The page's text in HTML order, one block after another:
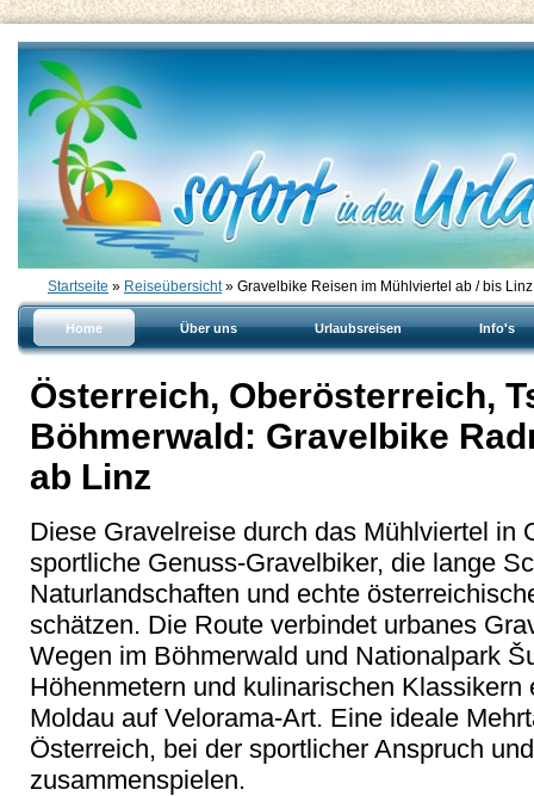
Startseite » Reiseübersicht» Gravelbike Reisen im Mühlviertel ab / bis Linz
Home Über uns Urlaubsreisen Info's
Österreich, Oberösterreich,
Böhmerwald: Gravelbike
ab Linz
Diese Gravelreise durch das Mühlviertel in
sportliche Genuss-Gravelbiker, die lange
Naturlandschaften und echte
schätzen. Die Route verbindet urbanes
Wegen im Böhmerwald und Nationalpark
Höhenmetern und kulinarischen
Moldau auf Velorama-Art. Eine ideale
Österreich, bei der sportlicher Anspruch
zusammenspielen.